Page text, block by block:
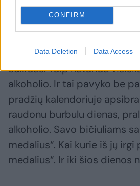
CONFIRM
Data Deletion Data Access
2016 metų spalio mėnesį
gurkšnosiu alkoholį. Juk ten
cukraus. Taip nutariau
alkoholio. Ir tai pavyko be
pradžių kalendoriuje
raudonu burbulu dienas,
alkoholio. Savo bičiuliams
medalius“. Kai kurie iš jų irgi
medalius“. Ir iki šios dienos